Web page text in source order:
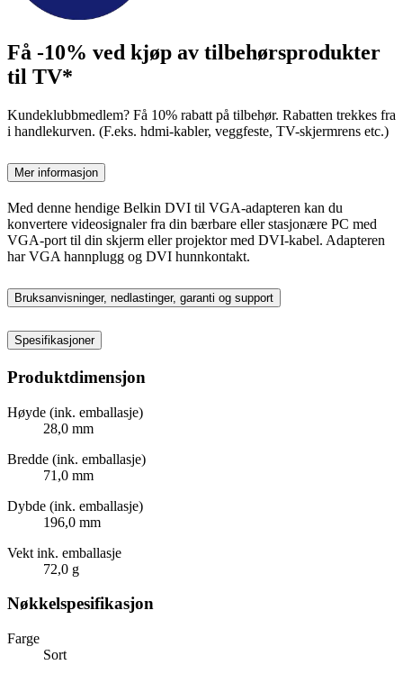
Få -10% ved kjøp av tilbehørsprodukter
til TV*
Kundeklubbmedlem? Få 10% rabatt på tilbehør. Rabatten trekkes fra
i handlekurven. (F.eks. hdmi-kabler, veggfeste, TV-skjermrens etc.)
Mer informasjon
Med denne hendige Belkin DVI til VGA-adapteren kan du
konvertere videosignaler fra din bærbare eller stasjonære PC med
VGA-port til din skjerm eller projektor med DVI-kabel. Adapteren
har VGA hannplugg og DVI hunnkontakt.
Bruksanvisninger, nedlastinger, garanti og support
Spesifikasjoner
Produktdimensjon
Høyde (ink. emballasje)
28,0 mm
Bredde (ink. emballasje)
71,0 mm
Dybde (ink. emballasje)
196,0 mm
Vekt ink. emballasje
72,0 g
Nøkkelspesifikasjon
Farge
Sort